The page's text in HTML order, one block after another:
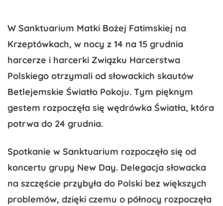
W Sanktuarium Matki Bożej Fatimskiej na
Krzeptówkach, w nocy z 14 na 15 grudnia
harcerze i harcerki Związku Harcerstwa
Polskiego otrzymali od słowackich skautów
Betlejemskie Światło Pokoju. Tym pięknym
gestem rozpoczęła się wędrówka Światła, która
potrwa do 24 grudnia.
Spotkanie w Sanktuarium rozpoczęło się od
koncertu grupy New Day. Delegacja słowacka
na szczęście przybyła do Polski bez większych
problemów, dzięki czemu o północy rozpoczęła